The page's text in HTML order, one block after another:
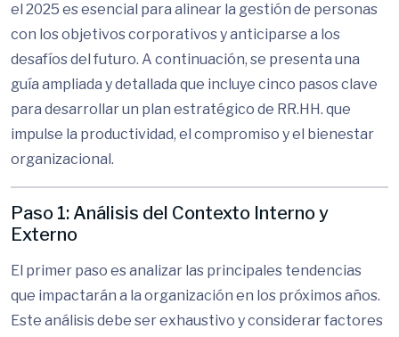
el 2025 es esencial para alinear la gestión de personas
con los objetivos corporativos y anticiparse a los
desafíos del futuro. A continuación, se presenta una
guía ampliada y detallada que incluye cinco pasos clave
para desarrollar un plan estratégico de RR.HH. que
impulse la productividad, el compromiso y el bienestar
organizacional.
Paso 1: Análisis del Contexto Interno y
Externo
El primer paso es analizar las principales tendencias
que impactarán a la organización en los próximos años.
Este análisis debe ser exhaustivo y considerar factores